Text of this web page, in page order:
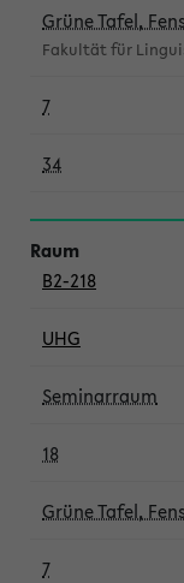
Grüne Tafel,
Fakultät für
7
34
B2-218
UHG
Seminarraum
18
Grüne Tafel,
7